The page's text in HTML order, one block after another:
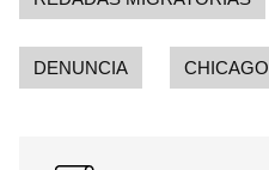
DENUNCIA CHICAGO